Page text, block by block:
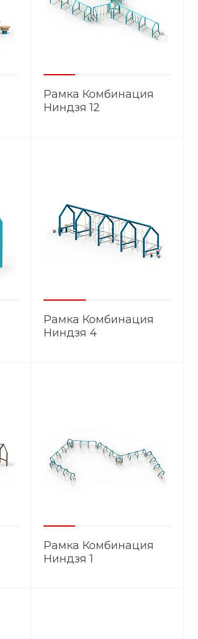
Рамка Комбинация
Ниндзя 12
Рамка Комбинация
Ниндзя 4
Рамка Комбинация
Ниндзя 1